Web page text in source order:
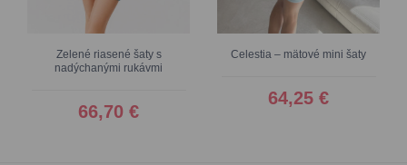
Zelené riasené šaty s
nadýchanými rukávmi
66,70 €
Celestia – mätové mini šaty
64,25 €